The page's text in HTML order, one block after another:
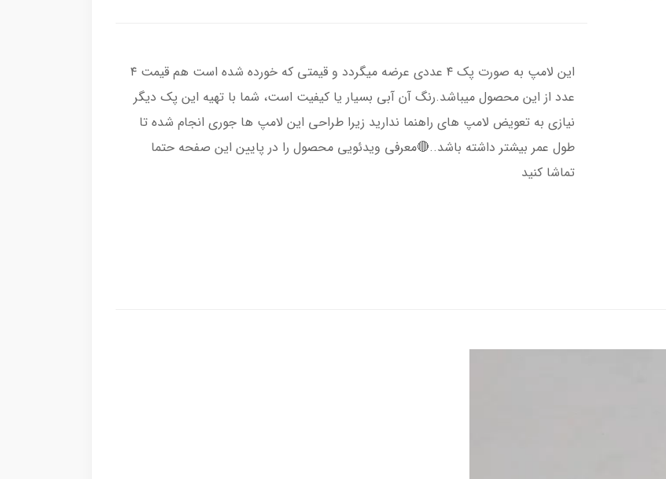
این لامپ به صورت پک ۴ عددی عرضه میگردد و قیمتی که خورده شده است هم قیمت ۴
عدد از این محصول میباشد.رنگ آن آبی بسیار یا کیفیت است، شما با تهیه این پک دیگر
نیازی به تعویض لامپ های راهنما ندارید زیرا طراحی این لامپ ها جوری انجام شده تا
طول عمر بیشتر داشته باشد..🔴معرفی ویدئویی محصول را در پایین این صفحه حتما
تماشا کنید